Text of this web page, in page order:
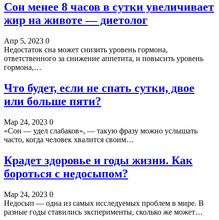
Сон менее 8 часов в сутки увеличивает
жир на животе — диетолог
Апр 5, 2023 0
Недостаток сна может снизить уровень гормона,
ответственного за снижение аппетита, и повысить уровень
гормона,…
Что будет, если не спать сутки, двое
или больше пяти?
Мар 24, 2023 0
«Сон — удел слабаков», — такую фразу можно услышать
часто, когда человек хвалится своим…
Крадет здоровье и годы жизни. Как
бороться с недосыпом?
Мар 24, 2023 0
Недосып — одна из самых исследуемых проблем в мире. В
разные годы ставились эксперименты, сколько же может…